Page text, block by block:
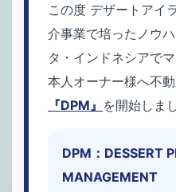
この度 デザートアイ
介事業で培ったノウ
タ・インドネシアで
本人オーナー様へ不
『DPM』 を開始しま
DPM：DESSERT
MANAGEMENT